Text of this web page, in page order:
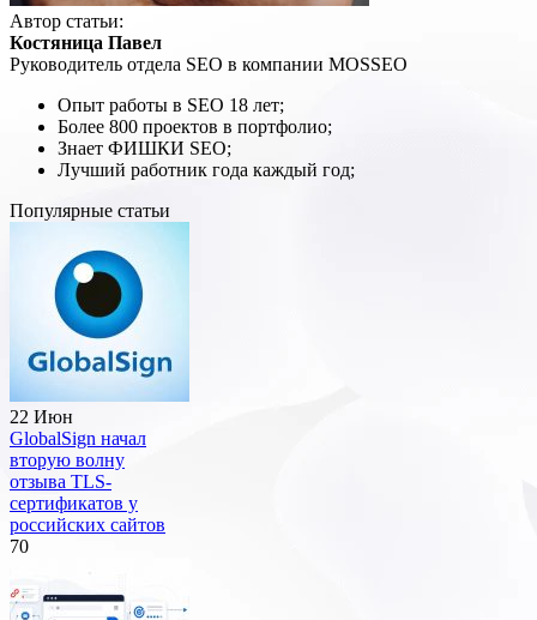
Автор статьи:
Костяница Павел
Руководитель отдела SEO в компании MOSSEO
Опыт работы в SEO 18 лет;
Более 800 проектов в портфолио;
Знает ФИШКИ SEO;
Лучший работник года каждый год;
Популярные статьи
22 Июн
GlobalSign начал
вторую волну
отзыва TLS-
сертификатов у
российских сайтов
70